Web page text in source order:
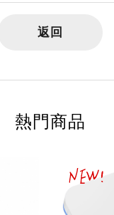
返回
熱門商品